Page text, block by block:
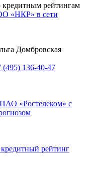
рейтингам
«НКР» в сети
Домбровская
(495) 136-40-47
«Ростелеком» с
рейтинг